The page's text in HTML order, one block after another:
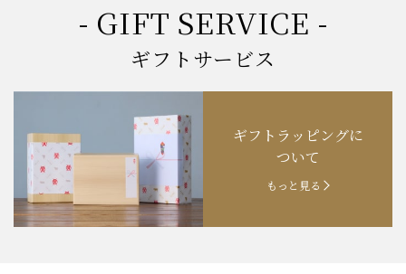
2024.11.1 「お歳暮特集」開催中！
お知らせ 2024.10.18 【創業祭】１０１年目に突入！
お知らせ 202４.09.18 【秋の味覚祭】食欲の秋！
- GIFT SERVICE -
ギフトサービス
ギフトラッピングに
ついて
もっと見る